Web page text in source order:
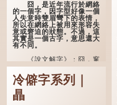
囧，是近年流行於網絡
的一個字，因字型好像一個
人失意時雙眉彎下的表情，
所以在網絡上被用來形容失
意或窘迫的狀態。不過，這
其實是一個古字，意思還大
有不同。
《說文解字》：囧，窻
牖丽廔闿明。象形，本義是
透光通明的窗戶，跟「囪」
一樣都是「窗」的象形字。
甲骨文中又用作地名，古書
中的「黍于囧」表示在囧地
種黍。
冷僻字系列｜
瞐